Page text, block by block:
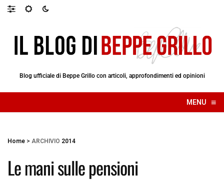
Blog ufficiale di Beppe Grillo con articoli, approfondimenti ed opinioni
MENU ≡
☰
Home > ARCHIVIO 2014
Le mani sulle pensioni